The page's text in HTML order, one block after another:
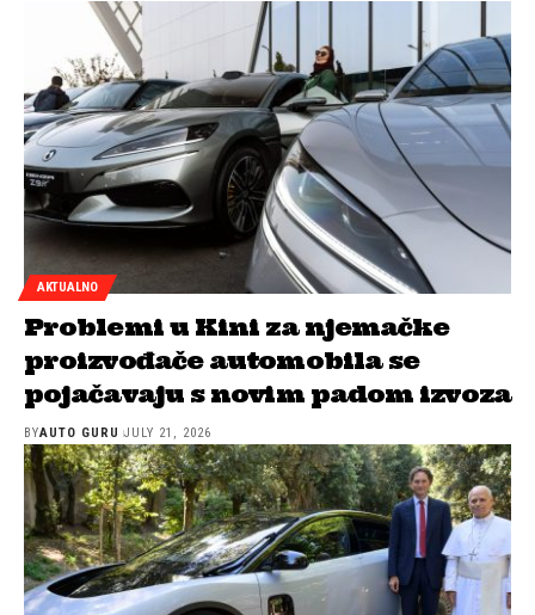
AKTUALNO
Problemi u Kini za njemačke
proizvođače automobila se
pojačavaju s novim padom izvoza
BYAUTO GURU JULY 21, 2026